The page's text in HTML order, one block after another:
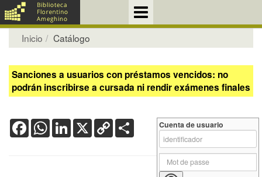
Inicio Catálogo
Sanciones a usuarios con préstamos vencidos: no
podrán inscribirse a cursada ni rendir exámenes finales
FacebookWhatsApp
LinkedIn
X Copy
Link
Cuenta de usuario